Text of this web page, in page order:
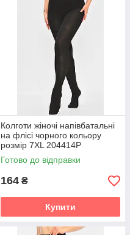
Колготи жіночі напівбатальні
на флісі чорного кольору
розмір 7XL 204414P
Готово до відправки
164 ₴
Купити